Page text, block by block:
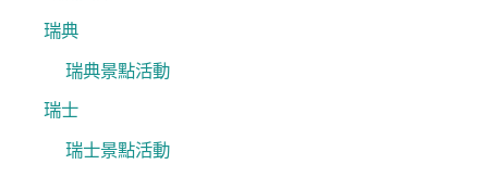
瑞典
瑞典景點活動
瑞士
瑞士景點活動